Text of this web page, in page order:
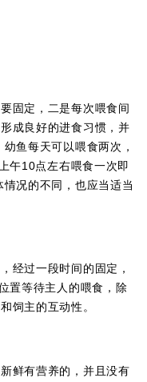
固定，二是每次喂食间
成良好的进食习惯，并
鱼每天可以喂食两次，
午10点左右喂食一次即
况的不同，也应当适当
经过一段时间的固定，
置等待主人的喂食，除
饲主的互动性。
鲜有营养的，并且没有